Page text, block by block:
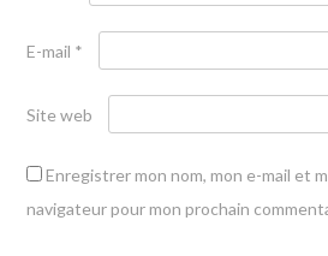
E-mail *
Site web
Enregistrer mon nom, mon e-mail et
navigateur pour mon prochain